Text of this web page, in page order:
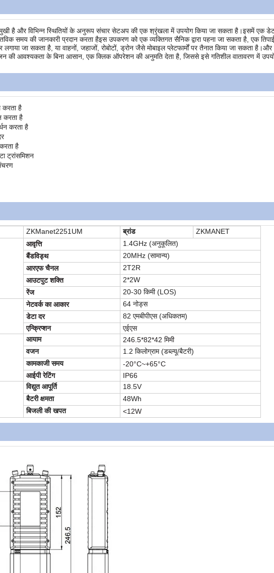
है और विभिन्न स्थितियों के अनुरूप संचार सेटअप की एक श्रृंखला में उपयोग किया जा सकता है।इसमें एक
समय की जानकारी प्रदान करता हैइस उपकरण को एक व्यक्तिगत सैनिक द्वारा पहना जा सकता है, एक
लगाया जा सकता है, या वाहनों, जहाजों, रोबोटों, ड्रोन जैसे मोबाइल प्लेटफार्मों पर तैनात किया जा सकता
की आवश्यकता के बिना आसान, एक क्लिक ऑपरेशन की अनुमति देता है, जिससे इसे गतिशील वातावरण में
करता है
करता है
करता है
है
ट्रांसमिशन
ZKManet2251UM ब्रांड ZKMANET
आवृत्ति
1.4GHz (अनुकूलित)
बैंडविड्थ
20MHz (सामान्य)
आरएफ चैनल
2T2R
आउटपुट शक्ति
2*2W
रेंज
20-30 किमी (LOS)
नेटवर्क का आकार
64 नोड्स
डेटा दर
82 एमबीपीएस (अधिकतम)
एन्क्रिप्शन
एईएस
आयाम
246.5*82*42 मिमी
वजन
1.2 किलोग्राम (डब्ल्यू/बैटरी)
कामकाजी समय
-20°C~+65°C
आईपी रेटिंग
IP66
विद्युत आपूर्ति
18.5V
बैटरी क्षमता
48Wh
बिजली की खपत
<12W